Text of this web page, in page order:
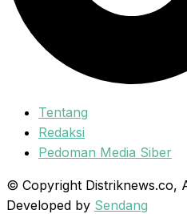
Tentang
Redaksi
Pedoman Media Siber
© Copyright Distriknews.co,
Developed by Sendang